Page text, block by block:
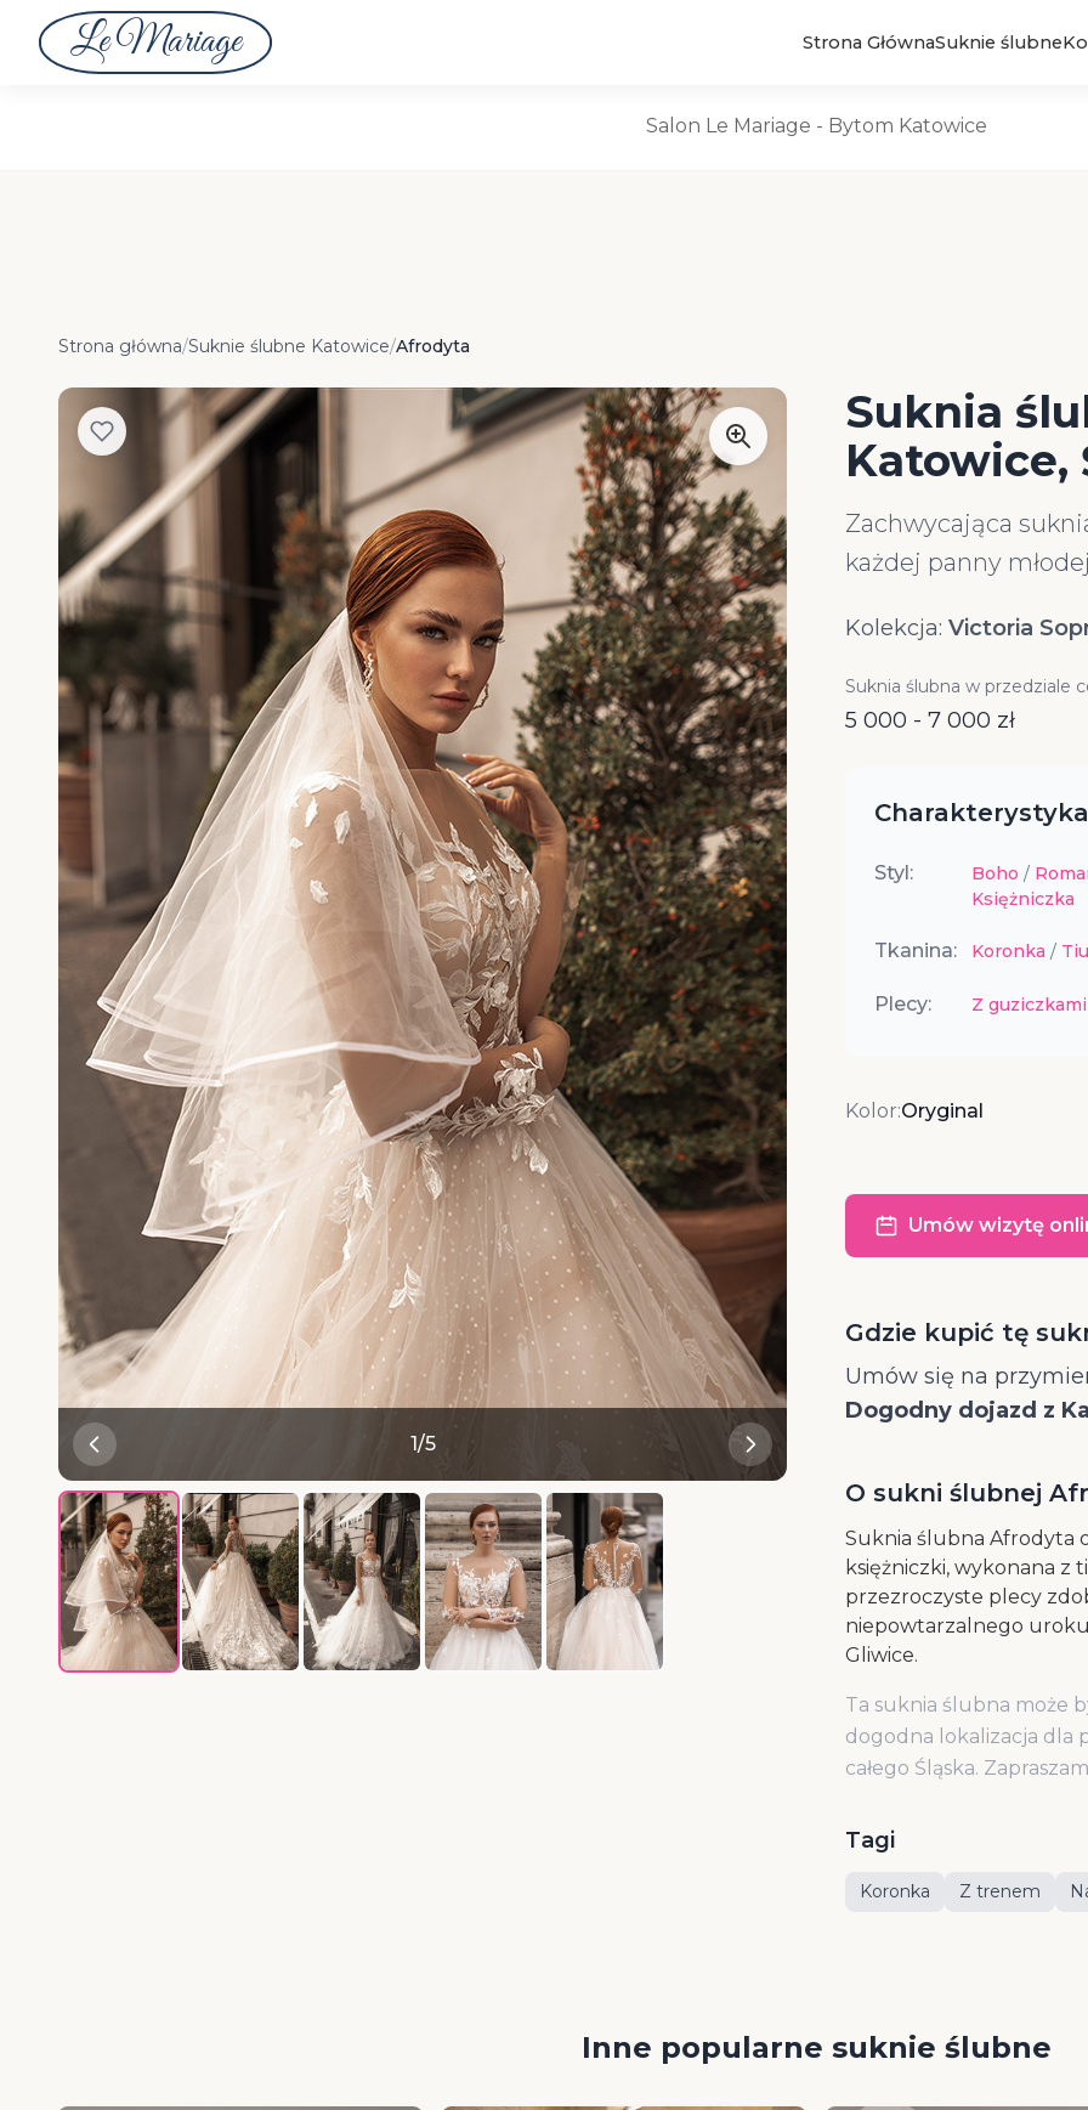
Le Mariage Strona GłównaSuknie ślubne
Suknie Ślubne
Salon Le Mariage - Bytom Katowice
Strona główna/Suknie ślubne Katowice/Afrodyta
1/5
Suknia
Katowice,
Zachwycająca
każdej panny
Kolekcja: Victoria
Suknia ślubna w przedziale
5 000 - 7 000 zł
Styl: Boho /
Księżniczka
Tkanina: Koronka /
Plecy: Z guziczkami
Kolor:Oryginal
Umów wizytę
Gdzie kupić tę
Umów się na
Dogodny dojazd z
O sukni ślubnej
Suknia ślubna Afrodyta
księżniczki, wykonana z
przezroczyste plecy
niepowtarzalnego
Gliwice.
Ta suknia ślubna może
dogodna lokalizacja dla
całego Śląska.
Tagi
Koronka Z trenem
Inne popularne suknie ślubne